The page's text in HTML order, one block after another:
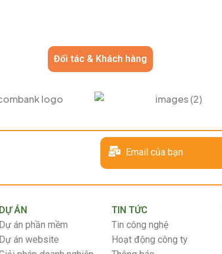
Đối tác & Khách hàng
Email của bạn
DỰ ÁN
Dự án phần mềm
Dự án website
TIN TỨC
Tin công nghệ
Hoạt động công ty